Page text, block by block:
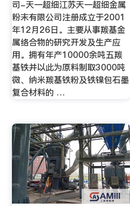
司-天一超细江苏天一超细金属
粉末有限公司注册成立于2001
年12月26日。主要从事羰基金
属络合物的研究开发及生产应
用。拥有年产10000余吨五羰
基铁并以此为原料制取3000吨
微、纳米羰基铁粉及铁镍包石墨
复合材料的 …